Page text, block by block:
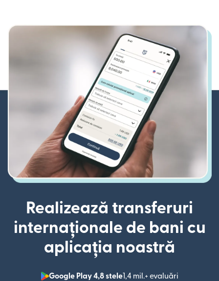
Realizează transferuri
internaționale de bani cu
aplicația noastră
Google Play 4,8 stele1,4 mil.+ evaluări